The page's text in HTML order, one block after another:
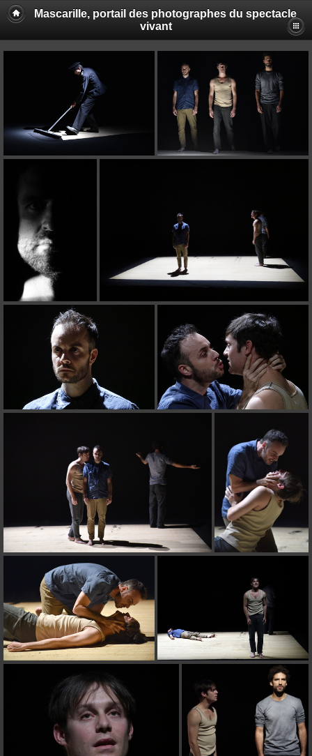
Mascarille, portail des photographes du spectacle
vivant